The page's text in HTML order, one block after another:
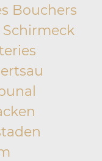
Bouchers